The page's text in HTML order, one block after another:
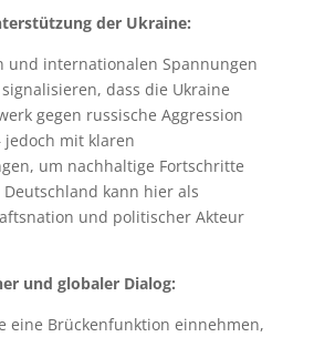
der Ukraine:
und internationalen Spannungen
dass die Ukraine
gegen russische Aggression
mit klaren
um nachhaltige Fortschritte
kann hier als
und politischer Akteur
und globaler Dialog:
eine Brückenfunktion einnehmen,